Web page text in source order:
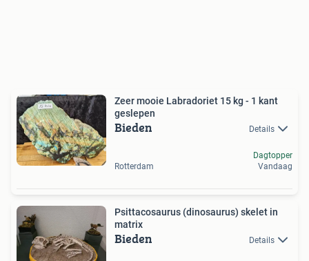
Zeer mooie Labradoriet 15 kg - 1 kant
geslepen
Bieden Details
Rotterdam
Dagtopper
Vandaag
Psittacosaurus (dinosaurus) skelet in
matrix
Bieden Details